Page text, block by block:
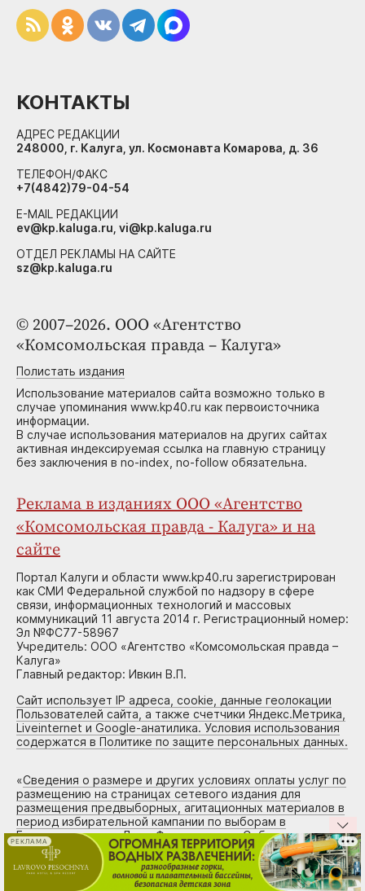
© 2007–2026. ООО «Агентство
«Комсомольская правда – Калуга»
Полистать издания
Использование материалов сайта возможно только в
случае упоминания www.kp40.ru как первоисточника
информации.
В случае использования материалов на других сайтах
активная индексируемая ссылка на главную страницу
без заключения в no-index, no-follow обязательна.
Реклама в изданиях ООО «Агентство
«Комсомольская правда - Калуга» и на
сайте
Портал Калуги и области www.kp40.ru зарегистрирован
как СМИ Федеральной службой по надзору в сфере
связи, информационных технологий и массовых
коммуникаций 11 августа 2014 г. Регистрационный номер:
Эл №ФС77-58967
Учредитель: ООО «Агентство «Комсомольская правда –
Калуга»
Главный редактор: Ивкин В.П.
Сайт использует IP адреса, cookie, данные геолокации
Пользователей сайта, а также счетчики Яндекс.Метрика,
Liveinternet и Google-анатилика. Условия использования
содержатся в Политике по защите персональных данных.
«Сведения о размере и других условиях оплаты услуг по
размещению на страницах сетевого издания для
размещения предвыборных, агитационных материалов в
период избирательной кампании по выборам в
Государственную Думу Федерального Собрания
Российской Федерации девятого созыва, назначенных на
18 – 20 сентября 2026 года. Сетевое издание
www.kp40.ru (св-во Эл № ФС77-58967 от 11.08.2014г.)»
КОНТАКТЫ
АДРЕС РЕДАКЦИИ
248000, г. Калуга, ул. Космонавта Комарова, д. 36
ТЕЛЕФОН/ФАКС
+7(4842)79-04-54
E-MAIL РЕДАКЦИИ
ev@kp.kaluga.ru, vi@kp.kaluga.ru
ОТДЕЛ РЕКЛАМЫ НА САЙТЕ
sz@kp.kaluga.ru
РЕКЛАМА